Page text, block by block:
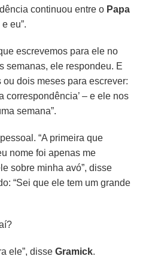
continuou entre o Papa
e eu”.
escrevemos para ele no
semanas, ele respondeu. E
dois meses para escrever:
correspondência’ – e ele nos
semana”.
“A primeira que
nome foi apenas me
sobre minha avó”, disse
“Sei que ele tem um grande
ele”, disseGramick.